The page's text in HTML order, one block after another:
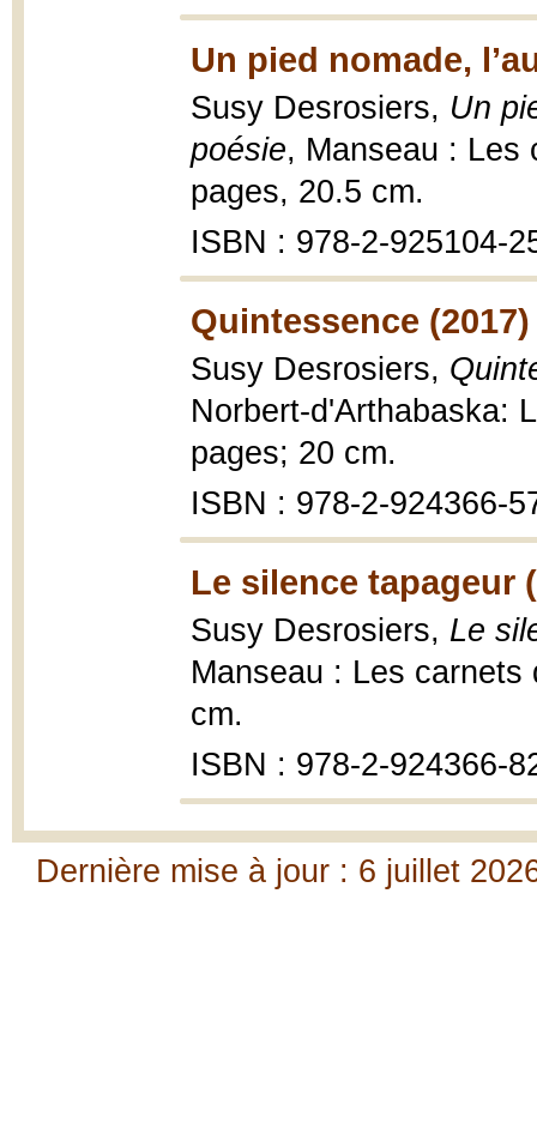
Un pied nomade,
Susy Desrosiers, Un
poésie, Manseau : Les
pages, 20.5 cm.
ISBN : 978-2-925104-
Quintessence (2017)
Susy Desrosiers,
Norbert-d'Arthabaska:
pages; 20 cm.
ISBN : 978-2-924366-
Le silence tapageur
Susy Desrosiers, Le
Manseau : Les
cm.
ISBN : 978-2-924366-
Dernière mise à jour : 6 juillet